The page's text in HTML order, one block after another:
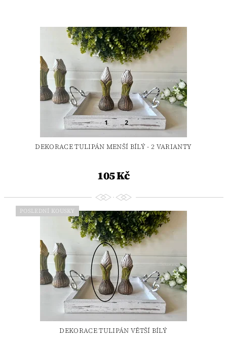
DEKORACE TULIPÁN MENŠÍ BÍLÝ - 2 VARIANTY
105 Kč
POSLEDNÍ KOUSKY
DEKORACE TULIPÁN VĚTŠÍ BÍLÝ